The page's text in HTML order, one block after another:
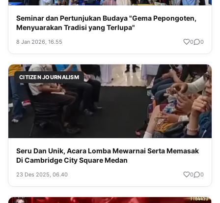
Seminar dan Pertunjukan Budaya "Gema Pepongoten,
Menyuarakan Tradisi yang Terlupa"
8 Jan 2026, 16.55 0 0
CITIZEN JOURNALISM
Seru Dan Unik, Acara Lomba Mewarnai Serta Memasak
Di Cambridge City Square Medan
23 Des 2025, 06.40 0 0